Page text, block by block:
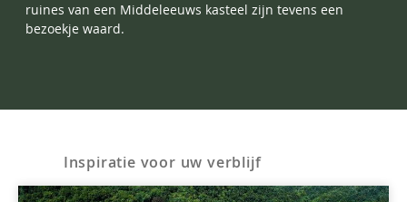
ruines van een Middeleeuws kasteel zijn tevens een
bezoekje waard.
Inspiratie voor uw verblijf